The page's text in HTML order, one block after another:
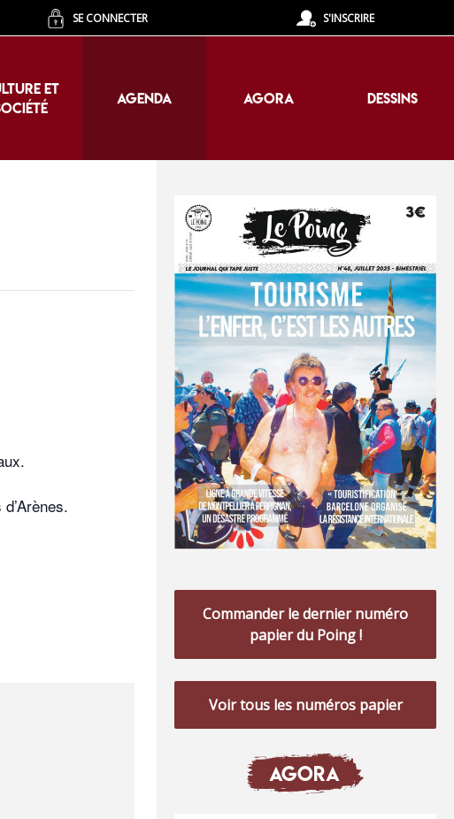
SE CONNECTER S'INSCRIRE
ET
AGENDA AGORA DESSINS
ET
AGENDA AGORA DESSINS
Commander le dernier numéro
papier du Poing !
Voir tous les numéros papier
AGORA